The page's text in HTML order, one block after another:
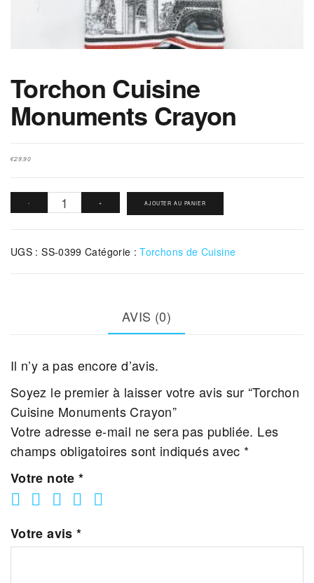
Torchon Cuisine
Monuments Crayon
€29.90
-
quantité
Cuisine
+ AJOUTER AU PANIER
UGS :SS-0399 Catégorie :Torchons de Cuisine
AVIS (0)
Il n’y a pas encore d’avis.
Soyez le premier à laisser votre avis sur “Torchon
Cuisine Monuments Crayon”
Votre adresse e-mail ne sera pas publiée. Les
champs obligatoires sont indiqués avec *
Votre note *
Votre avis *